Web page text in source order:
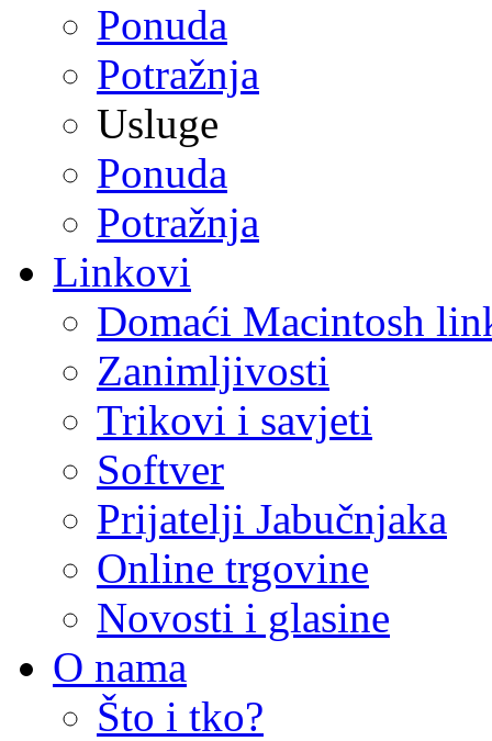
Ponuda
Potražnja
Usluge
Ponuda
Potražnja
Linkovi
Domaći Macintosh
Zanimljivosti
Trikovi i savjeti
Softver
Prijatelji Jabučnjaka
Online trgovine
Novosti i glasine
O nama
Što i tko?